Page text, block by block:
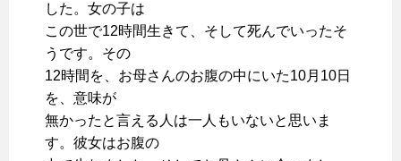
した。女の子は
この世で12時間生きて、そして死んでいったそ
うです。その
12時間を、お母さんのお腹の中にいた10月10日
を、意味が
無かったと言える人は一人もいないと思いま
す。彼女はお腹の